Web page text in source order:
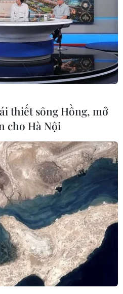
triển thị
mạnh, bền
trường đề
sở dữ liệu
nhiều
mức
đề cơ sở
tại Bộ
thiết sông Hồng, mở
cho Hà Nội